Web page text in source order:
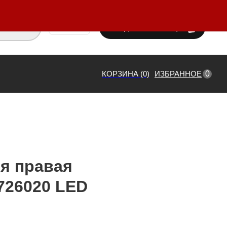
КОРЗИНА (0) ИЗБРАННОЕ 0
правая
LED